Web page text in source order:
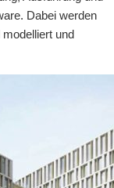
Dabei werden
und